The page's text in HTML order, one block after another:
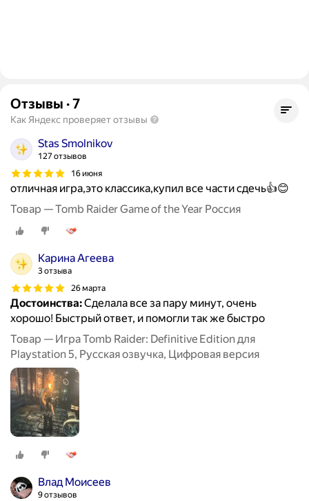
Отзывы ·7
Как Яндекс проверяет отзывы
Stas Smolnikov
127 отзывов
16 июня
отличная игра,это классика,купил все части сдечь👍😊
Товар — Tomb Raider Game of the Year Россия
Карина Агеева
3 отзыва
26 марта
Достоинства:Сделала все за пару минут, очень
хорошо! Быстрый ответ, и помогли так же быстро
Товар — Игра Tomb Raider: Definitive Edition для
Playstation 5, Русская озвучка, Цифровая версия
Влад Моисеев
9 отзывов